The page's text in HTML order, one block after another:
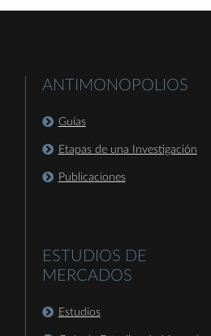
ANTIMONOPOLIOS
Guías
Etapas de una Investigación
Publicaciones
ESTUDIOS DE
MERCADOS
Estudios